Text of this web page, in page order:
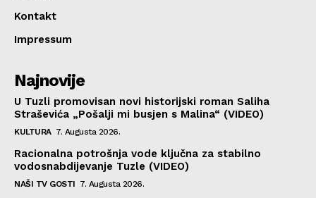
Kontakt
Impressum
Najnovije
U Tuzli promovisan novi historijski roman Saliha
Straševića „Pošalji mi busjen s Malina“ (VIDEO)
KULTURA 7. Augusta 2026.
Racionalna potrošnja vode ključna za stabilno
vodosnabdijevanje Tuzle (VIDEO)
NAŠI TV GOSTI 7. Augusta 2026.